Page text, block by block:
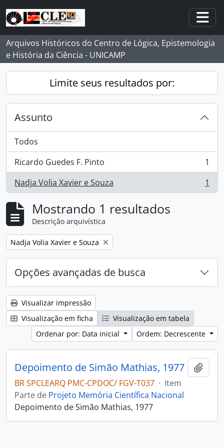
Skip to main content
Arquivos Históricos do Centro de Lógica, Epistemologia
e História da Ciência - UNICAMP
Limite seus resultados por:
Assunto
Todos
Ricardo Guedes F. Pinto
, 1 resultados
1
Nadja Volia Xavier e Souza
, 1 resultados 1
Mostrando 1 resultados
Descrição arquivística
Remover filtro:
Nadja Volia Xavier e Souza
Opções avançadas de busca
Visualizar impressão
Visualização em ficha
Visualização em tabela
Ordenar por: Data inicial
Ordem: Decrescente
Depoimento de Simão Mathias, 1977
BR SPCLEARQ PMC-CPDOC/ FGV-T037 · Item
Parte de Projeto Memória Científica Nacional
Depoimento de Simão Mathias, 1977